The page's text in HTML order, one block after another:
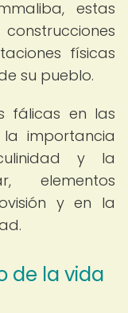
estas
físicas
su pueblo.
fálicas en las
importancia
y la
elementos
y en la
de la vida